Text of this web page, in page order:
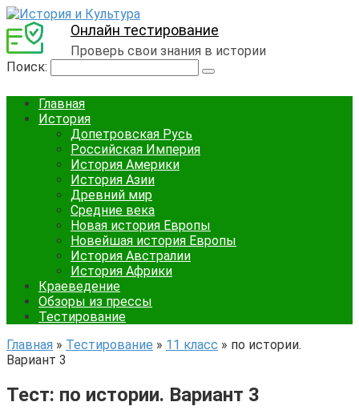
Онлайн тестирование
Проверь свои знания в истории
Поиск:
Главная
История
Допетровская Русь
Российская Империя
История Америки
История Азии
Древний мир
Средние века
Новая история Европы
Новейшая история Европы
История Австралии
История Африки
Краеведение
Обзоры из прессы
Тестирование
Главная » Тестирование » 11 класс » по истории.
Вариант 3
Тест: по истории. Вариант 3